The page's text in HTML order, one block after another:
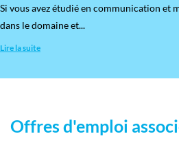
Si vous avez étudié en communication et
dans le domaine et...
Lire la suite
Offres d'emploi